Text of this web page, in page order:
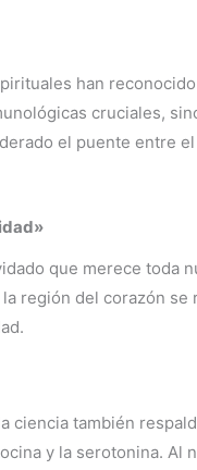
han
cruciales,
el puente entre
que merece toda
región del corazón
también
y la serotonina. Al